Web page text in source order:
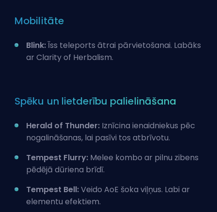
Mobilitāte
Blink:Īss teleports ātrai pārvietošanai. Labāks
ar Clarity of Herbalism.
Spēku un lietderību palielināšana
Herald of Thunder: Iznīcina ienaidniekus pēc
nogalināšanas, lai pasīvi tos atbrīvotu.
Tempest Flurry: Melee kombo ar pilnu zibens
pēdējā dūriena brīdī.
Tempest Bell:Veido AoE šoka viļņus. Labi ar
elementu efektiem.